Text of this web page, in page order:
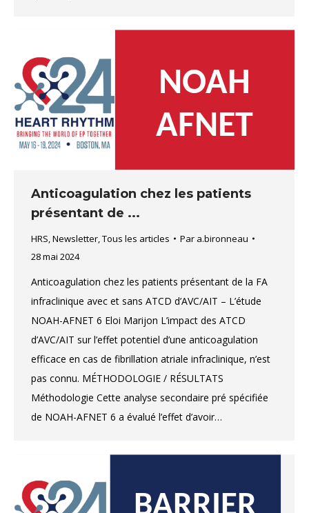
Anticoagulation chez les patients
présentant de ...
HRS,Newsletter,Tous les articles Par a.bironneau
28 mai 2024
Anticoagulation chez les patients présentant de la FA
infraclinique avec et sans ATCD d’AVC/AIT – L’étude
NOAH-AFNET 6 Eloi Marijon L’impact des ATCD
d’AVC/AIT sur l’effet potentiel d’une anticoagulation
efficace en cas de fibrillation atriale infraclinique, n’est
pas connu. MÉTHODOLOGIE / RÉSULTATS
Méthodologie Cette analyse secondaire pré spécifiée
de NOAH-AFNET 6 a évalué l’effet d’avoir…